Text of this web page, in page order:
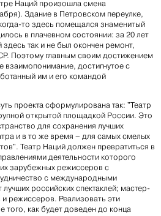
Наций произошла смена
Здание в Петровском переулке,
то здесь помещался знаменитый
в плачевном состоянии: за 20 лет
так и не был окончен ремонт,
Поэтому главным своим достижением
взаимопонимание, достигнутое с
им и его командой
проекта сформулирована так: "Театр
открытой площадкой России. Это
для сохранения лучших
и в то же время – для самых смелых
Театр Наций должен превратиться в
деятельности которого
зарубежных режиссеров с
с международными
российских спектаклей; мастер-
режиссеров. Реализовать эти
как будет доведен до конца